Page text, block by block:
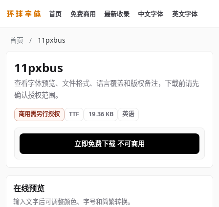
首页 免费商用 最新收录 中文字体 英文字体
首页 / 11pxbus
11pxbus
查看字体预览、文件格式、语言覆盖和版权备注，下载前请先
确认授权范围。
商用需另行授权 TTF 19.36 KB 英语
立即免费下载 不可商用
在线预览
输入文字后可调整颜色、字号和简繁转换。